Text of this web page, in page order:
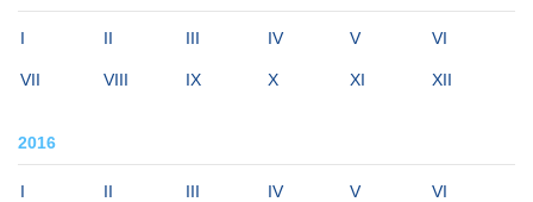
I II III IV V VI
VII VIII IX X XI XII
2016
I II III IV V VI